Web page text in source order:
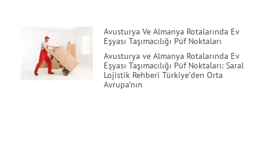
Avusturya Ve Almanya Rotalarında Ev
Eşyası Taşımacılığı Püf Noktaları
Avusturya ve Almanya Rotalarında Ev
Eşyası Taşımacılığı Püf Noktaları: Saral
Lojistik Rehberi Türkiye’den Orta
Avrupa’nın